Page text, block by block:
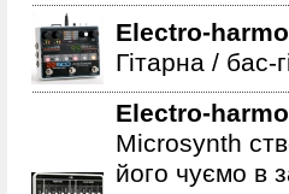
Electro-
Гітарна / бас-
Electro-
Microsynth
його чуємо в